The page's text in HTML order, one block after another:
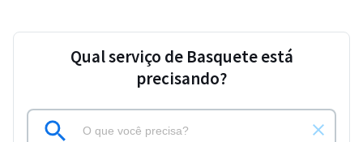
Qual serviço de Basquete está
precisando?